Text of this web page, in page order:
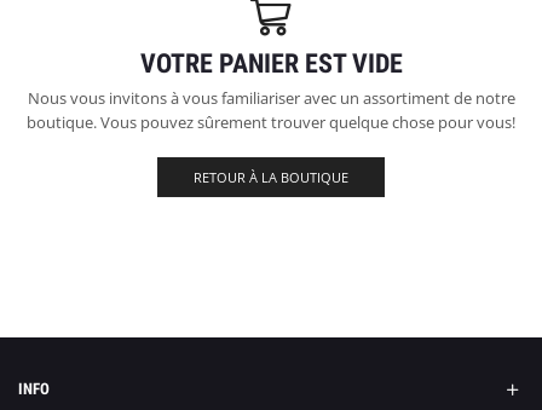
VOTRE PANIER EST VIDE
Nous vous invitons à vous familiariser avec un assortiment de notre
boutique. Vous pouvez sûrement trouver quelque chose pour vous!
RETOUR À LA BOUTIQUE
INFO